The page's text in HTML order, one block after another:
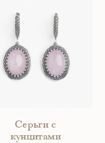
Серьги с
кунцитами